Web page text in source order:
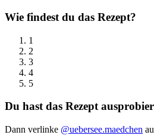
Wie findest du das Rezept?
1
2
3
4
5
Du hast das Rezept
Dann verlinke @uebersee.maedchen